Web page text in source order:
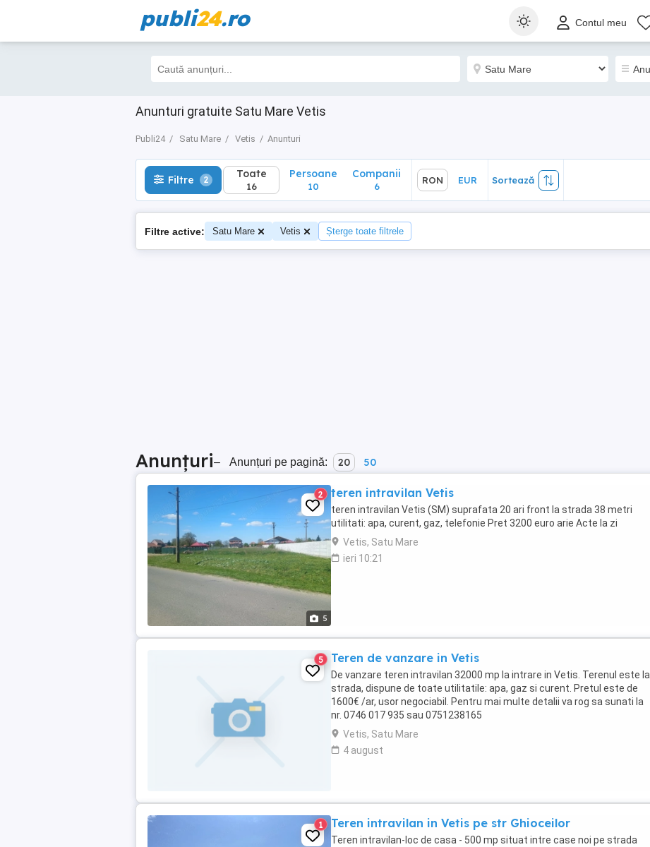
publi24.ro Contul meu
Anunturi gratuite Satu Mare Vetis
Publi24 Satu Mare Vetis Anunturi
Filtre 2 Toate
16
Sortează
Filtre 2 Toate
16
Persoane
10
Companii
6
RON EUR Sortează
Filtre active: Satu Mare Vetis Șterge toate filtrele
Anunțuri– Anunțuri pe pagină: 20 50
5
2 teren intravilan Vetis
teren intravilan Vetis (SM) suprafata 20 ari front la strada 38 metri
utilitati: apa, curent, gaz, telefonie Pret 3200 euro arie Acte la zi
Vetis, Satu Mare
ieri 10:21
5 Teren de vanzare in Vetis
De vanzare teren intravilan 32000 mp la intrare in Vetis. Terenul este la
strada, dispune de toate utilitatile: apa, gaz si curent. Pretul este de
1600€ /ar, usor negociabil. Pentru mai multe detalii va rog sa sunati la
nr. 0746 017 935 sau 0751238165
Vetis, Satu Mare
4 august
1 Teren intravilan in Vetis pe str Ghioceilor
Teren intravilan-loc de casa - 500 mp situat intre case noi pe strada